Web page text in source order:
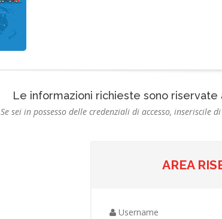
Le informazioni richieste sono riservate
Se sei in possesso delle credenziali di accesso, inseriscile
AREA
Username